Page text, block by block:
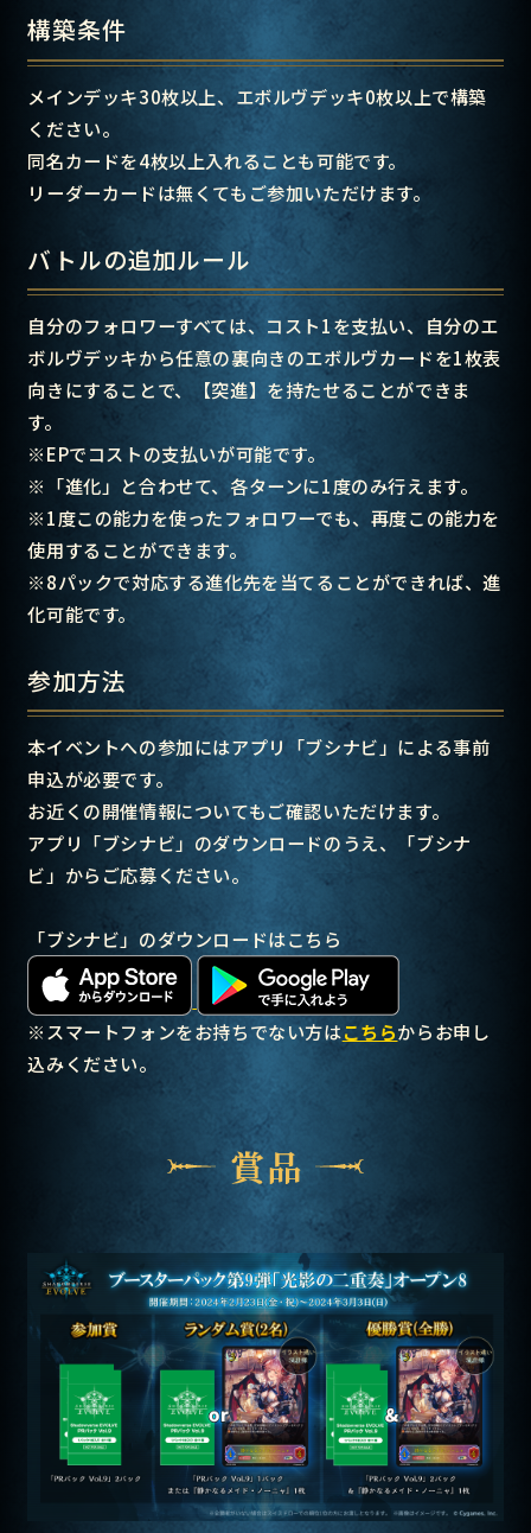
構築条件
メインデッキ30枚以上、エボルヴデッキ0枚以上で構築
ください。
同名カードを4枚以上入れることも可能です。
リーダーカードは無くてもご参加いただけます。
バトルの追加ルール
自分のフォロワーすべては、コスト1を支払い、自分のエ
ボルヴデッキから任意の裏向きのエボルヴカードを1枚表
向きにすることで、【突進】を持たせることができま
す。
※EPでコストの支払いが可能です。
※「進化」と合わせて、各ターンに1度のみ行えます。
※1度この能力を使ったフォロワーでも、再度この能力を
使用することができます。
※8パックで対応する進化先を当てることができれば、進
化可能です。
参加方法
本イベントへの参加にはアプリ「ブシナビ」による事前
申込が必要です。
お近くの開催情報についてもご確認いただけます。
アプリ「ブシナビ」のダウンロードのうえ、「ブシナ
ビ」からご応募ください。
「ブシナビ」のダウンロードはこちら
※スマートフォンをお持ちでない方はこちらからお申し
込みください。
賞品